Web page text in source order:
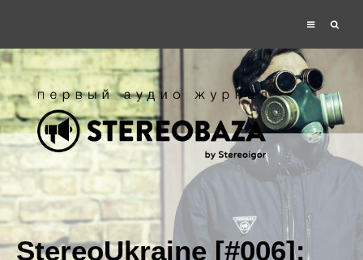
StereoUkraine [#006]: